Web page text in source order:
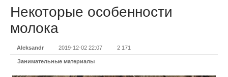
Некоторые особенности
молока
Aleksandr 2019-12-02 22:07 2 171
Занимательные материалы